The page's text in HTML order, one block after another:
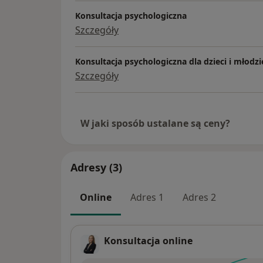
Konsultacja psychologiczna
Szczegóły
Konsultacja psychologiczna dla dzieci i
Szczegóły
W jaki sposób ustalane są ceny?
Adresy (3)
Online Adres 1 Adres 2
Konsultacja online